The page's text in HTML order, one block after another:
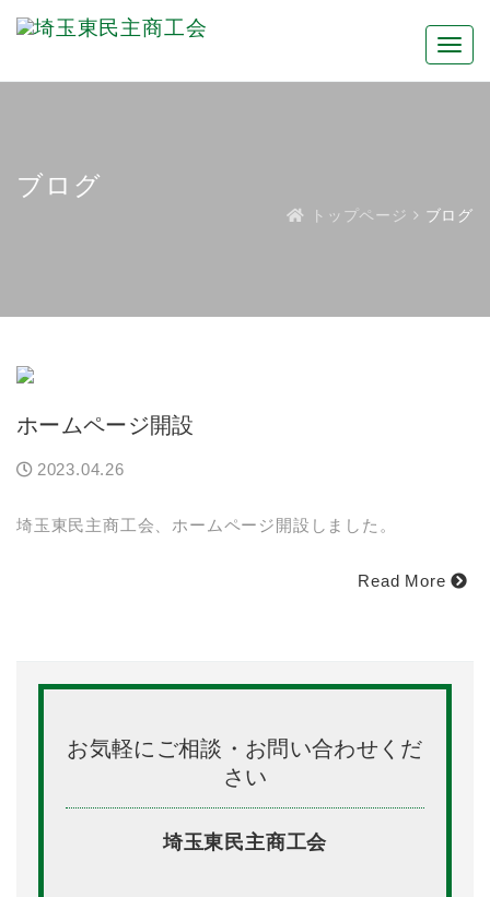
ブログ
トップページ ブログ
ホームページ開設
2023.04.26
埼玉東民主商工会、ホームページ開設しました。
Read More
お気軽にご相談・お問い合わせくだ
さい
埼玉東民主商工会